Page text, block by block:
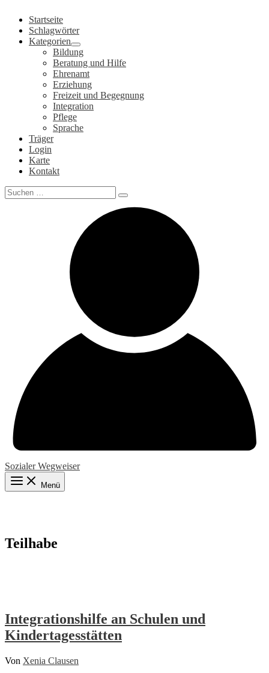
Inhalt
springen
Startseite
Schlagwörter
Kategorien
Bildung
Beratung und Hilfe
Ehrenamt
Erziehung
Freizeit und Begegnung
Integration
Pflege
Sprache
Träger
Login
Karte
Kontakt
Search
for:
Sozialer Wegweiser
Menü
Teilhabe
Integrationshilfe an Schulen und
Kindertagesstätten
Von Xenia Clausen